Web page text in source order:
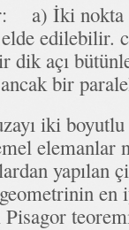
a) İki nokta
edilebilir.
dik açı
ancak bir
iki
elemanlar
yapılan
Pisagor